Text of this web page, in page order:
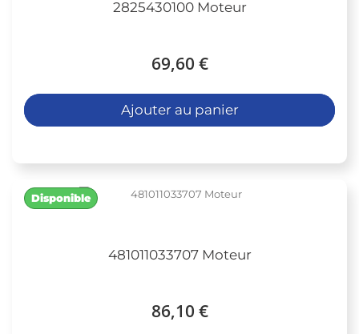
2825430100 Moteur
69,60 €
Ajouter au panier
481011033707 Moteur
86,10 €
Disponible